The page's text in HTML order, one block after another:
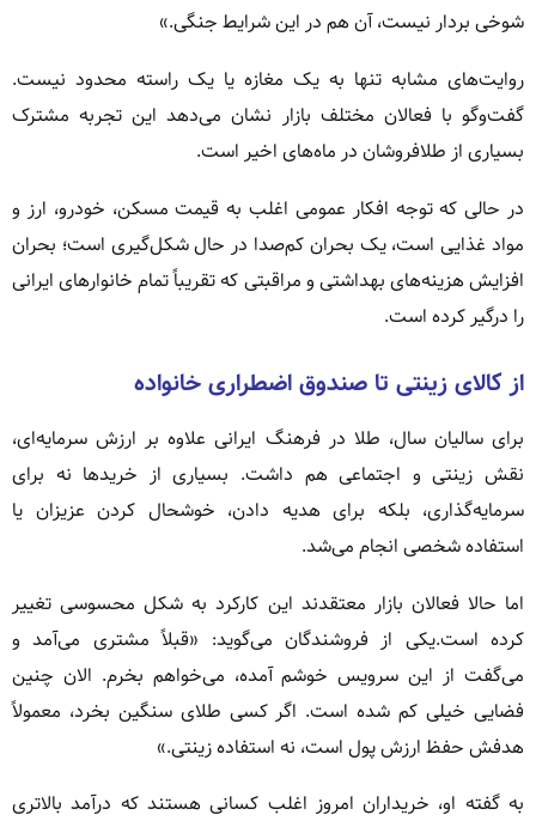
شوخی بردار نیست، آن هم در این شرایط جنگی.»
روایت‌های مشابه تنها به یک مغازه یا یک راسته محدود نیست.
گفت‌وگو با فعالان مختلف بازار نشان می‌دهد این تجربه مشترک
بسیاری از طلافروشان در ماه‌های اخیر است.
در حالی که توجه افکار عمومی اغلب به قیمت مسکن، خودرو، ارز و
مواد غذایی است، یک بحران کم‌صدا در حال شکل‌گیری است؛ بحران
افزایش هزینه‌های بهداشتی و مراقبتی که تقریباً تمام خانوارهای ایرانی
را درگیر کرده است.
از کالای زینتی تا صندوق اضطراری خانواده
برای سالیان سال، طلا در فرهنگ ایرانی علاوه بر ارزش سرمایه‌ای،
نقش زینتی و اجتماعی هم داشت. بسیاری از خریدها نه برای
سرمایه‌گذاری، بلکه برای هدیه دادن، خوشحال کردن عزیزان یا
استفاده شخصی انجام می‌شد.
اما حالا فعالان بازار معتقدند این کارکرد به شکل محسوسی تغییر
کرده است.یکی از فروشندگان می‌گوید: «قبلاً مشتری می‌آمد و
می‌گفت از این سرویس خوشم آمده، می‌خواهم بخرم. الان چنین
فضایی خیلی کم شده است. اگر کسی طلای سنگین بخرد، معمولاً
هدفش حفظ ارزش پول است، نه استفاده زینتی.»
به گفته او، خریداران امروز اغلب کسانی هستند که درآمد بالاتری